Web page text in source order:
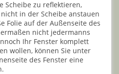
Scheibe zu reflektieren,
in der Scheibe anstauen
Folie auf der Außenseite des
nicht jedermanns
Ihr Fenster komplett
wollen, können Sie unter
des Fenster eine